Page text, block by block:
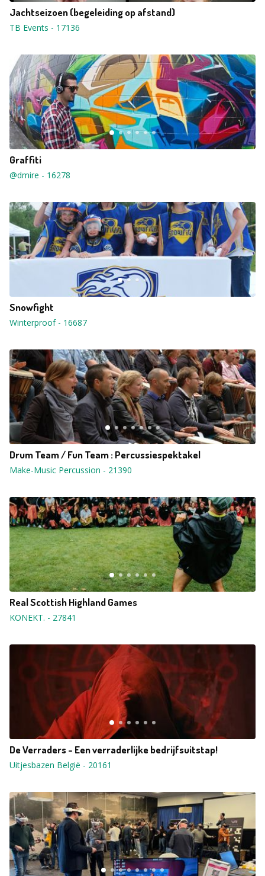
Jachtseizoen (begeleiding op afstand)
TB Events - 17136
Graffiti
@dmire - 16278
Snowfight
Winterproof- 16687
Drum Team / Fun Team : Percussiespektakel
Make-Music Percussion - 21390
Real Scottish Highland Games
KONEKT. - 27841
De Verraders - Een verraderlijke bedrijfsuitstap!
Uitjesbazen België - 20161